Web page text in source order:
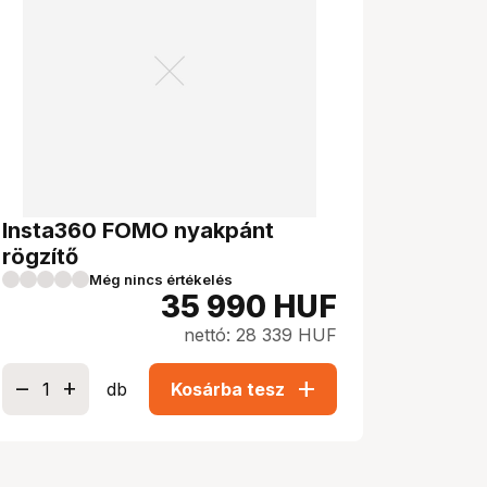
Insta360 FOMO nyakpánt
rögzítő
Még nincs értékelés
35 990 HUF
nettó: 28 339 HUF
db Kosárba tesz add